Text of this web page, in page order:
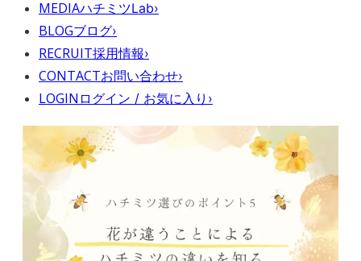
MEDIAハチミツLab›
BLOGブログ›
RECRUIT採用情報›
CONTACTお問い合わせ›
LOGIN ログイン / お気に入り ›